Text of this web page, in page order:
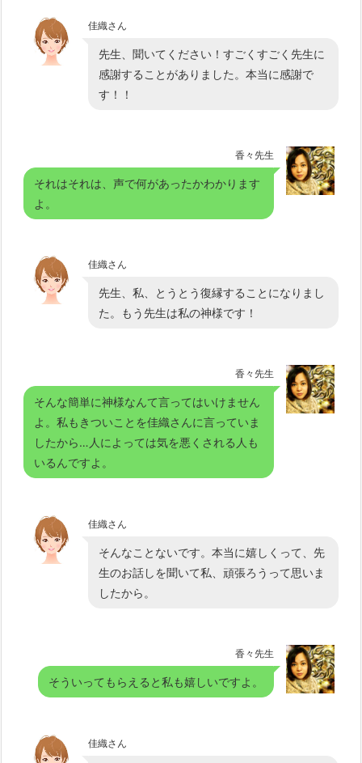
佳織さん
先生、聞いてください！すごくすごく先生に
感謝することがありました。本当に感謝で
す！！
香々先生
それはそれは、声で何があったかわかります
よ。
佳織さん
先生、私、とうとう復縁することになりまし
た。もう先生は私の神様です！
香々先生
そんな簡単に神様なんて言ってはいけません
よ。私もきついことを佳織さんに言っていま
したから…人によっては気を悪くされる人も
いるんですよ。
佳織さん
そんなことないです。本当に嬉しくって、先
生のお話しを聞いて私、頑張ろうって思いま
したから。
香々先生
そういってもらえると私も嬉しいですよ。
佳織さん